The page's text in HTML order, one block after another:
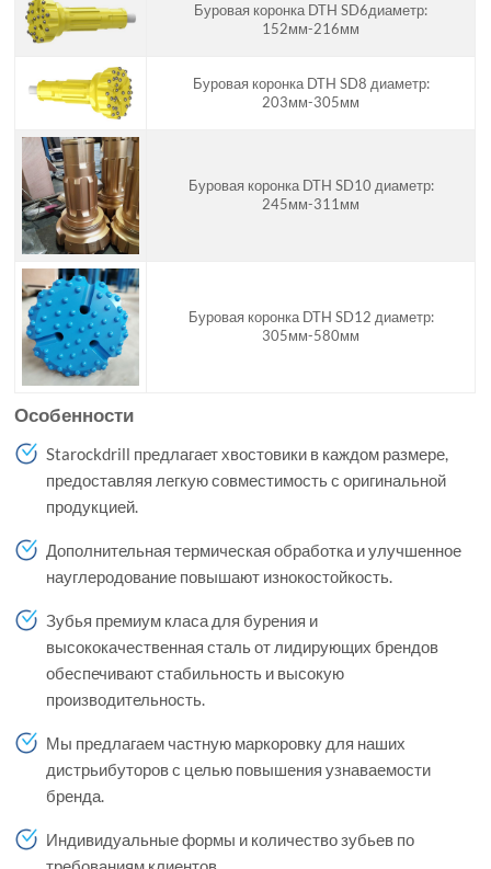
Буровая коронка DTH SD6диаметр:
152мм-216мм
Буровая коронка DTH SD8 диаметр:
203мм-305мм
Буровая коронка DTH SD10 диаметр:
245мм-311мм
Буровая коронка DTH SD12 диаметр:
305мм-580мм
Особенности
Starockdrill предлагает хвостовики в каждом размере,
предоставляя легкую совместимость с оригинальной
продукцией.
Дополнительная термическая обработка и улучшенное
науглеродование повышают изнокостойкость.
Зубья премиум класа для бурения и
высококачественная сталь от лидирующих брендов
обеспечивают стабильность и высокую
производительность.
Мы предлагаем частную маркоровку для наших
дистрьибуторов с целью повышения узнаваемости
бренда.
Индивидуальные формы и количество зубьев по